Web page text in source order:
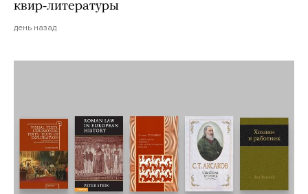
квир-литературы
день назад